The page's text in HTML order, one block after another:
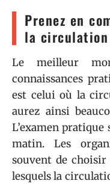
Prenez en
la circulation
Le meilleur
connaissances
est celui où la
aurez ainsi
L’examen
matin. Les
souvent de
lesquels la